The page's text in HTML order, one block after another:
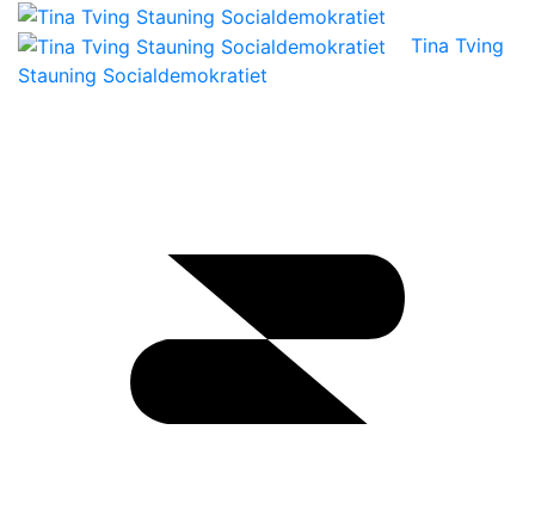
Tina Tving
Stauning Socialdemokratiet